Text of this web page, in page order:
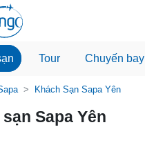
Tour Chuyến bay
Khách Sạn Sapa Yên
Sapa Yên